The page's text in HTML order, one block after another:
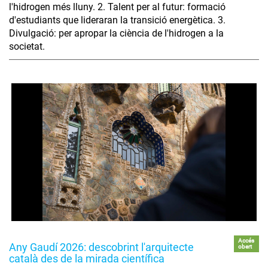
l'hidrogen més lluny. 2. Talent per al futur: formació
d'estudiants que lideraran la transició energètica. 3.
Divulgació: per apropar la ciència de l'hidrogen a la
societat.
Any Gaudí 2026: descobrint l'arquitecte
català des de la mirada científica
Accés
obert